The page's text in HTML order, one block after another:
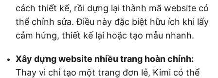
cách thiết kế, rồi dựng lại thành mã website có
thể chỉnh sửa. Điều này đặc biệt hữu ích khi lấy
cảm hứng, thiết kế lại hoặc tạo mẫu nhanh.
Xây dựng website nhiều trang hoàn chỉnh:
Thay vì chỉ tạo một trang đơn lẻ, Kimi có thể